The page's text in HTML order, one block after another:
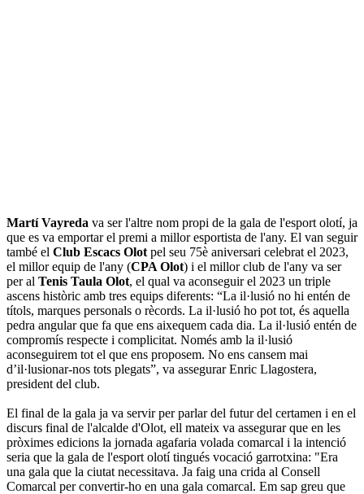
Martí Vayreda va ser l'altre nom propi de la gala de l'esport olotí, ja
que es va emportar el premi a millor esportista de l'any. El van seguir
també el Club Escacs Olotpel seu 75è aniversari celebrat el 2023,
el millor equip de l'any (CPA Olot) i el millor club de l'any va ser
per al Tenis Taula Olot, el qual va aconseguir el 2023 un triple
ascens històric amb tres equips diferents: “La il·lusió no hi entén de
títols, marques personals o rècords. La il·lusió ho pot tot, és aquella
pedra angular que fa que ens aixequem cada dia. La il·lusió entén de
compromís respecte i complicitat. Només amb la il·lusió
aconseguirem tot el que ens proposem. No ens cansem mai
d’il·lusionar-nos tots plegats”, va assegurar Enric Llagostera,
president del club.
El final de la gala ja va servir per parlar del futur del certamen i en el
discurs final de l'alcalde d'Olot, ell mateix va assegurar que en les
pròximes edicions la jornada agafaria volada comarcal i la intenció
seria que la gala de l'esport olotí tingués vocació garrotxina: "Era
una gala que la ciutat necessitava. Ja faig una crida al Consell
Comarcal per convertir-ho en una gala comarcal. Em sap greu que